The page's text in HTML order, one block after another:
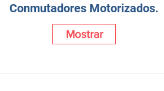
Conmutadores Motorizados.
Mostrar